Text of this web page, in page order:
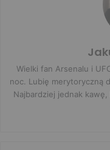
Wielki fan Arsenalu i
noc. Lubię merytoryczną
Najbardziej jednak